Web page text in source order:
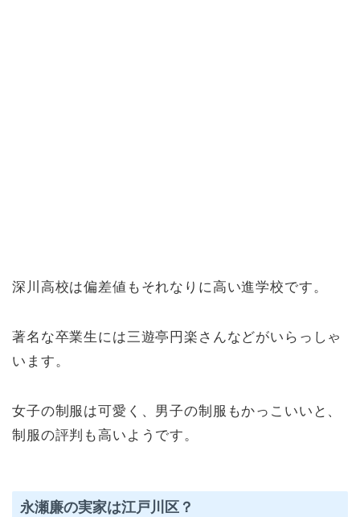
深川高校は偏差値もそれなりに高い進学校です。
著名な卒業生には三遊亭円楽さんなどがいらっしゃ
います。
女子の制服は可愛く、男子の制服もかっこいいと、
制服の評判も高いようです。
永瀬廉の実家は江戸川区？